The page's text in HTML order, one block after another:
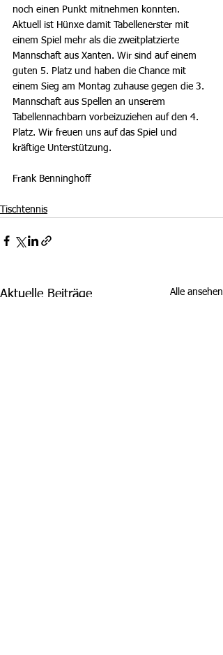
noch einen Punkt mitnehmen konnten.
Aktuell ist Hünxe damit Tabellenerster mit
einem Spiel mehr als die zweitplatzierte
Mannschaft aus Xanten. Wir sind auf einem
guten 5. Platz und haben die Chance mit
einem Sieg am Montag zuhause gegen die 3.
Mannschaft aus Spellen an unserem
Tabellennachbarn vorbeizuziehen auf den 4.
Platz. Wir freuen uns auf das Spiel und
kräftige Unterstützung.
Frank Benninghoff
Tischtennis
Aktuelle Beiträge Alle ansehen